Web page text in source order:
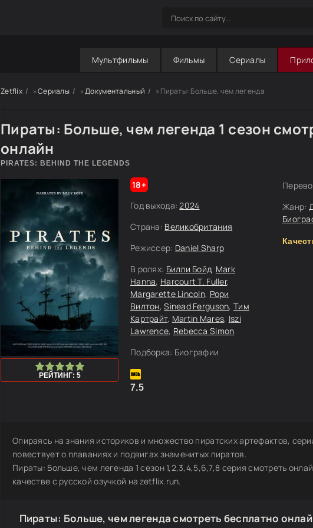
Мультфильмы Фильмы Сериалы
Zetflix »Сериалы »Документальный » Пираты: Больше, чем легенда
Пираты: Больше, чем легенда 1 сезон
онлайн
PIRATES: BEHIND THE LEGENDS
4
5
РЕЙТИНГ: 5
18+
Год выхода: 2024
Страна: Великобритания
Режиссер: Daniel Sharp
В ролях: Билли Бойд, Mark
Hanna, Harcourt T. Fuller,
Margarette Lincoln, Рори
Вилтон,Sinead Ferguson,Тим
Картрайт, Martin Mares, Iszi
Lawrence, Rebecca Simon
Подборка: Биографии
7.5
Жанр:
Опираясь на знания историков и множество пиратских артефактов,
повествует о плаваниях и подвигах знаменитых пиратов.
Пираты: Больше, чем легенда 1 сезон 1,2,3,4,5,6,7,8 серия смотреть
качестве с русской озучкой на zetflix.run.
Пираты: Больше, чем легенда смотреть бесплатно